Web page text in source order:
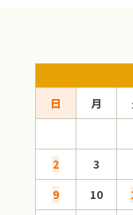
日 月
2
3
9
10